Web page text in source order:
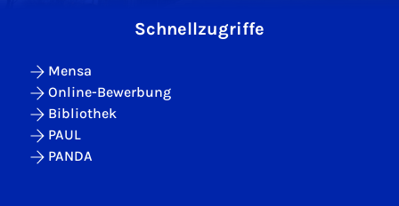
Schnellzugriffe
Mensa
Online-Bewerbung
Bibliothek
PAUL
PANDA